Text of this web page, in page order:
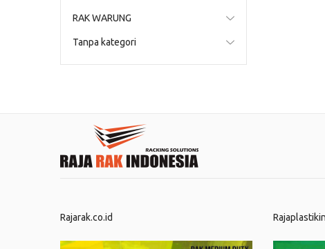
RAK WARUNG
Tanpa kategori
Rajarak.co.id